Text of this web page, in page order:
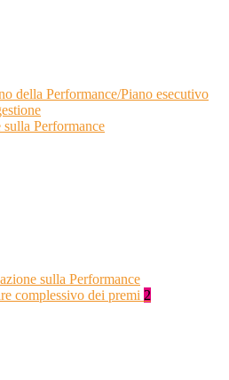
della Performance/Piano esecutivo
sulla Performance
sulla Performance
complessivo dei premi 2